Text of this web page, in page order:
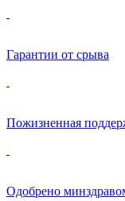
Гарантии от срыва
Пожизненная
Одобрено